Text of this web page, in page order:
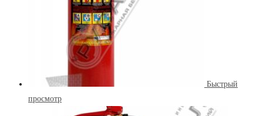
Быстрый
просмотр